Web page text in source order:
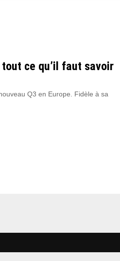
ce qu’il faut savoir
Q3 en Europe. Fidèle à sa